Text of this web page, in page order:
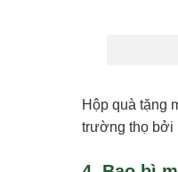
Hộp quà tặng
trường thọ bởi